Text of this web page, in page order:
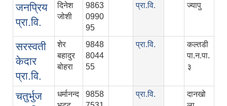
जनप्रिय
प्रा.वि.
दिनेश
जोशी
9863
0990
95
प्रा.वि. ज्यापु
सरस्वती
केदार
प्रा.वि.
शेर
बहादुर
बोहरा
9848
8044
55
प्रा.वि.
कल्‍तडी
पा.न.पा.
३
चतुर्भुज
धर्मानन्द
9858
प्रा.वि.
दानखो